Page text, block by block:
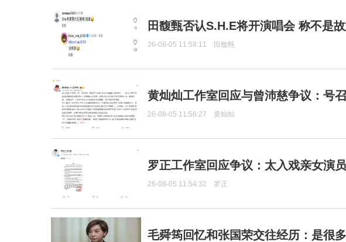
田馥甄否认S.H.E将开演唱会 称不是
26-08-05 11:58:11 田馥甄
黄灿灿工作室回应与曾沛慈争议：号
26-08-05 11:56:27 黄灿灿
罗正工作室回应争议：太入戏亲女演
26-08-05 11:54:32 罗正
毛舜筠回忆和张国荣交往经历：是很